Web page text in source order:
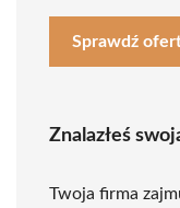
Sprawdź
Znalazłeś
Twoja firma